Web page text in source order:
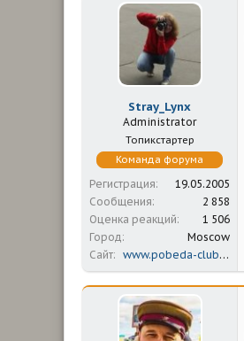
Stray_Lynx
Administrator
Топикстартер
Команда форума
Регистрация
19.05.2005
Сообщения
2 858
Оценка реакций
1 506
Город
Moscow
Сайт
www.pobeda-club.ru